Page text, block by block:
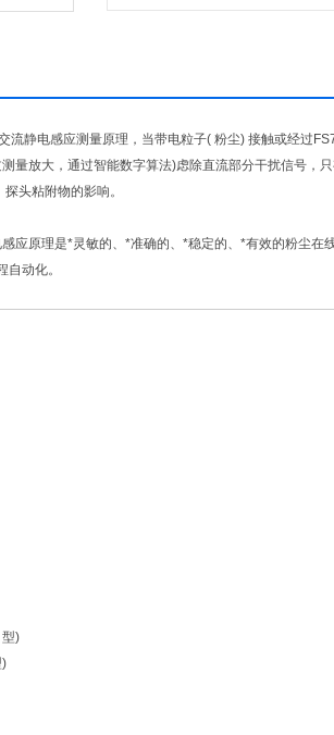
流静电感应测量原理，当带电粒子( 粉尘) 接触或经过
量放大，通过智能数字算法)虑除直流部分干扰信号，
头粘附物的影响。
应原理是*灵敏的、*准确的、*稳定的、*有效的粉尘在
动化。
)
)